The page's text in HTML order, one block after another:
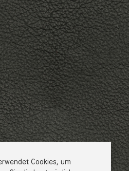
Cookies, um